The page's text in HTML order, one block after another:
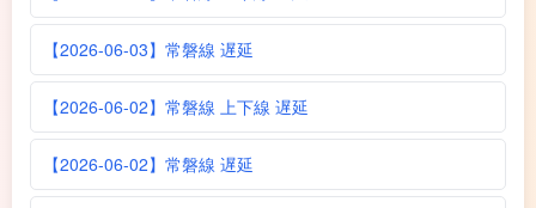
【2026-06-03】常磐線 遅延
【2026-06-02】常磐線 上下線 遅延
【2026-06-02】常磐線 遅延